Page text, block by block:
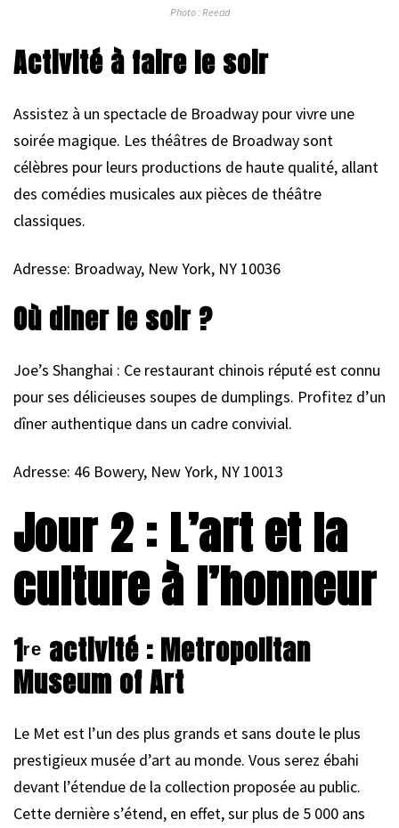
Photo : Reead
Activité à faire le soir
Assistez à un spectacle de Broadway pour vivre une
soirée magique. Les théâtres de Broadway sont
célèbres pour leurs productions de haute qualité, allant
des comédies musicales aux pièces de théâtre
classiques.
Adresse: Broadway, New York, NY 10036
Où diner le soir ?
Joe’s Shanghai : Ce restaurant chinois réputé est connu
pour ses délicieuses soupes de dumplings. Profitez d’un
dîner authentique dans un cadre convivial.
Adresse: 46 Bowery, New York, NY 10013
Jour 2 : L’art et la
culture à l’honneur
1ʳᵉ activité : Metropolitan
Museum of Art
Le Met est l’un des plus grands et sans doute le plus
prestigieux musée d’art au monde. Vous serez ébahi
devant l’étendue de la collection proposée au public.
Cette dernière s’étend, en effet, sur plus de 5 000 ans